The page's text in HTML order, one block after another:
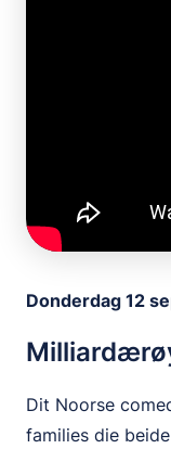
Donderdag 12
Dit Noorse
families die